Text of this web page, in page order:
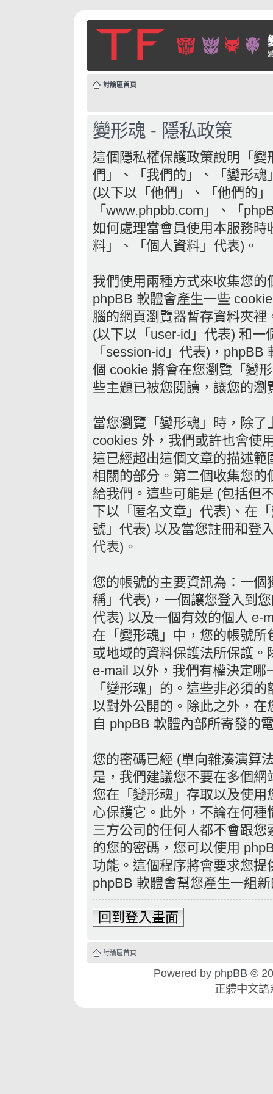
討論區首頁
變形魂 - 隱私政策
這個隱私權保護政策說明「
們」、「我們的」、「變形
(以下以「他們」、「他們的
「www.phpbb.com」、「
如何處理當會員使用本服務
料」、「個人資料」代表)。
我們使用兩種方式來收集您
phpBB 軟體會產生一些
腦的網頁瀏覽器暫存資料夾
(以下以「user-id」代表) 和
「session-id」代表)，
個 cookie 將會在您瀏覽「變
些主題已被您閱讀，讓您的瀏
當您瀏覽「變形魂」時，除
cookies 外，我們或許也會使
這已經超出這個文章的描述
相關的部分。第二個收集您
給我們。這些可能是 (包括但
下以「匿名文章」代表)、在
號」代表) 以及當您註冊和登
代表)。
您的帳號的主要資訊為：一
稱」代表)，一個讓您登入到
代表) 以及一個有效的個人 e-
在「變形魂」中，您的帳號
或地域的資料保護法所保護
e-mail 以外，我們有權決定
「變形魂」的。這些非必須
以對外公開的。除此之外，
自 phpBB 軟體內部所寄發的
您的密碼已經 (單向雜湊演算
是，我們建議您不要在多個
您在「變形魂」存取以及使
心保護它。此外，不論在何
三方公司的任何人都不會跟
的您的密碼，您可以使用
功能。這個程序將會要求您
phpBB 軟體會幫您產生一組
回到登入畫面
討論區首頁
Powered by phpBB ©
正體中文